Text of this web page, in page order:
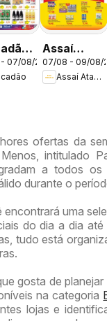
-
07/08/2026
Assaí
Atacadista
ofertas -
07/08 - 09/08/
Assaí Atacadista
ofertas da
intitulado
a todos
durante o
uma
do dia a dia
tudo está
gosta de
na categoria
lojas e